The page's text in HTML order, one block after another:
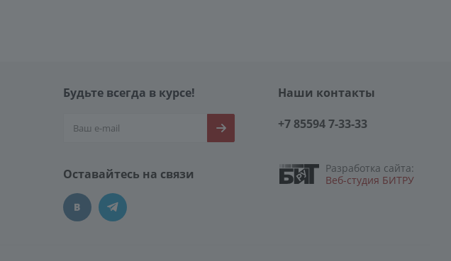
Будьте всегда в курсе!
Оставайтесь на связи
Наши контакты
+7 85594 7-33-33
Разработка сайта:
Веб-студия БИТРУ